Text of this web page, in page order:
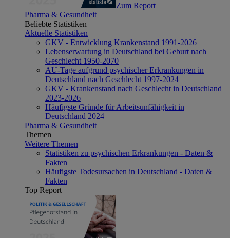
Zum Report
Pharma & Gesundheit
Beliebte Statistiken
Aktuelle Statistiken
GKV - Entwicklung Krankenstand 1991-2026
Lebenserwartung in Deutschland bei Geburt nach
Geschlecht 1950-2070
AU-Tage aufgrund psychischer Erkrankungen in
Deutschland nach Geschlecht 1997-2024
GKV - Krankenstand nach Geschlecht in Deutschland
2023-2026
Häufigste Gründe für Arbeitsunfähigkeit in
Deutschland 2024
Pharma & Gesundheit
Themen
Weitere Themen
Statistiken zu psychischen Erkrankungen - Daten &
Fakten
Häufigste Todesursachen in Deutschland - Daten &
Fakten
Top Report